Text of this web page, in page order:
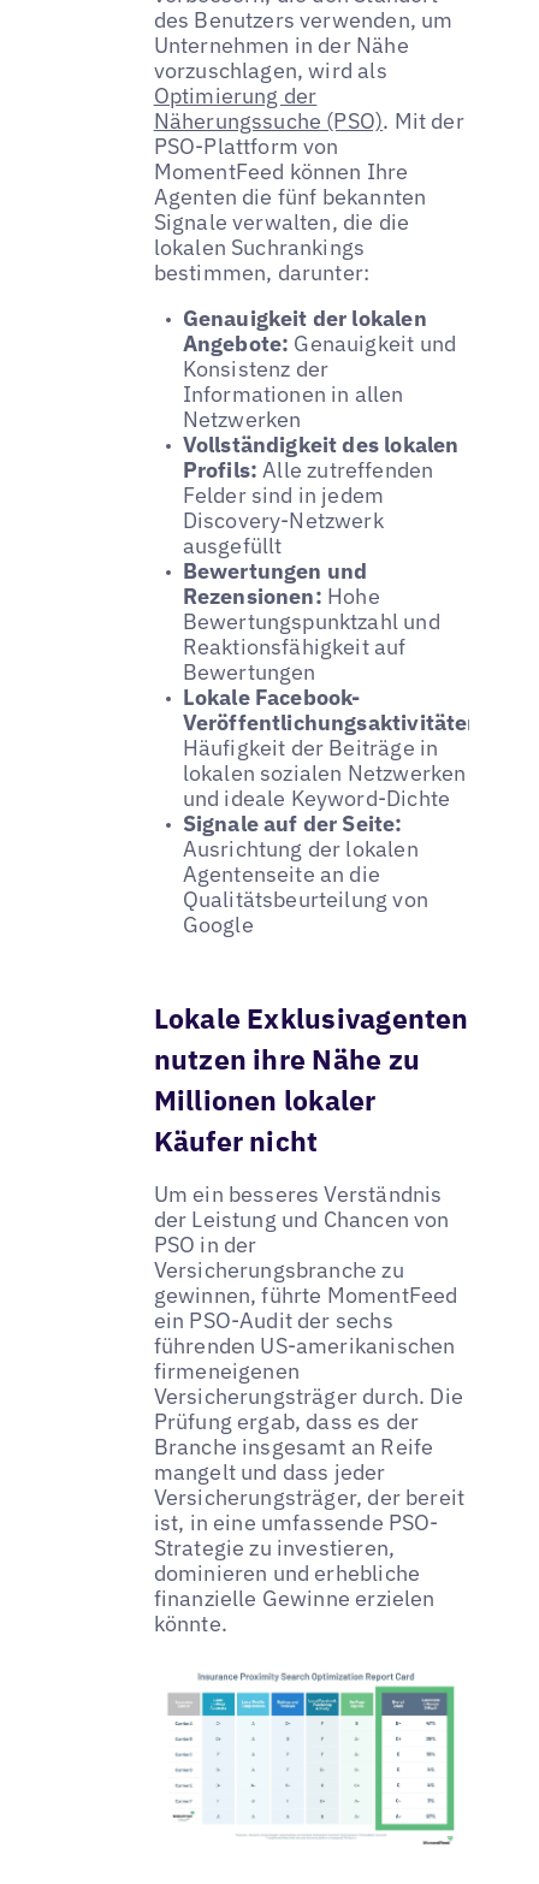
des Benutzers verwenden, um
Unternehmen in der Nähe
vorzuschlagen, wird als
Optimierung der
Näherungssuche (PSO). Mit der
PSO-Plattform von
MomentFeed können Ihre
Agenten die fünf bekannten
Signale verwalten, die die
lokalen Suchrankings
bestimmen, darunter:
Genauigkeit der lokalen
Angebote: Genauigkeit und
Konsistenz der
Informationen in allen
Netzwerken
Vollständigkeit des lokalen
Profils: Alle zutreffenden
Felder sind in jedem
Discovery-Netzwerk
ausgefüllt
Bewertungen und
Rezensionen: Hohe
Bewertungspunktzahl und
Reaktionsfähigkeit auf
Bewertungen
Lokale Facebook-
Veröffentlichungsaktivitäten:
Häufigkeit der Beiträge in
lokalen sozialen Netzwerken
und ideale Keyword-Dichte
Signale auf der Seite:
Ausrichtung der lokalen
Agentenseite an die
Qualitätsbeurteilung von
Google
Lokale Exklusivagenten
nutzen ihre Nähe zu
Millionen lokaler
Käufer nicht
Um ein besseres Verständnis
der Leistung und Chancen von
PSO in der
Versicherungsbranche zu
gewinnen, führte MomentFeed
ein PSO-Audit der sechs
führenden US-amerikanischen
firmeneigenen
Versicherungsträger durch. Die
Prüfung ergab, dass es der
Branche insgesamt an Reife
mangelt und dass jeder
Versicherungsträger, der bereit
ist, in eine umfassende PSO-
Strategie zu investieren,
dominieren und erhebliche
finanzielle Gewinne erzielen
könnte.